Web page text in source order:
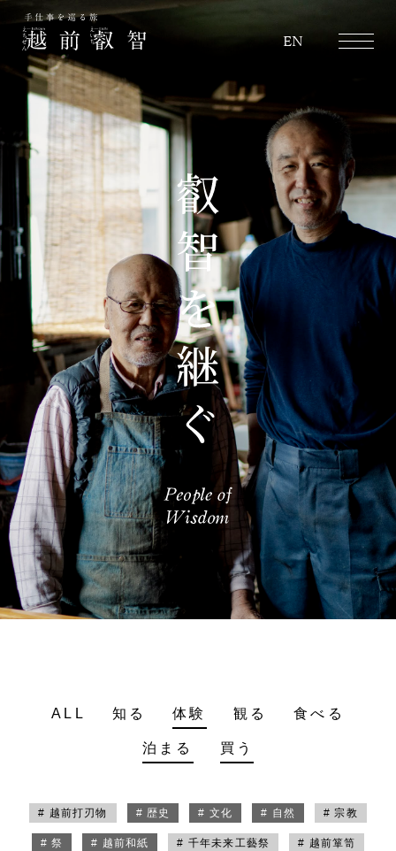
EN
ALL 知る 体験 観る 食べる
泊まる 買う
# 越前打刃物 # 歴史 # 文化 # 自然 # 宗教
# 祭 # 越前和紙 # 千年未来工藝祭 # 越前箪笥